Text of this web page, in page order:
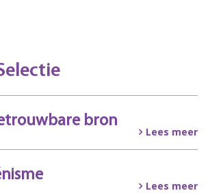
bron
Lees meer
Lees meer